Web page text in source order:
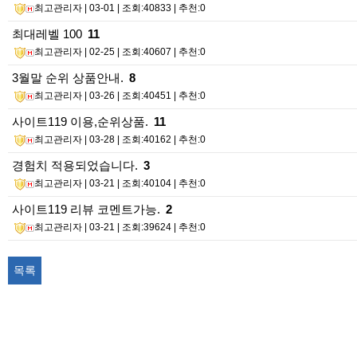
최고관리자 | 03-01 | 조회:40833 | 추천:0
최대레벨 100 11
최고관리자 | 02-25 | 조회:40607 | 추천:0
3월말 순위 상품안내. 8
최고관리자 | 03-26 | 조회:40451 | 추천:0
사이트119 이용,순위상품. 11
최고관리자 | 03-28 | 조회:40162 | 추천:0
경험치 적용되었습니다. 3
최고관리자 | 03-21 | 조회:40104 | 추천:0
사이트119 리뷰 코멘트가능. 2
최고관리자 | 03-21 | 조회:39624 | 추천:0
목록